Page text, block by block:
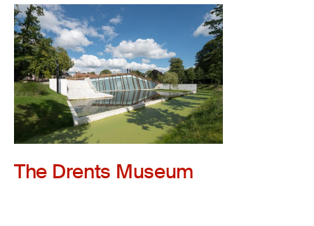
The Drents Museum